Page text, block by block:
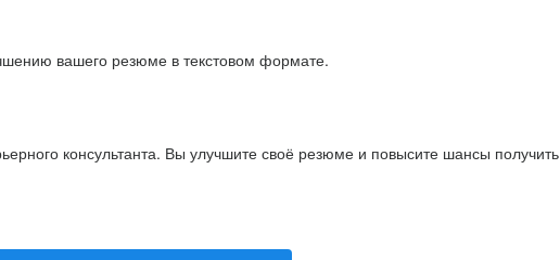
вашего резюме в текстовом формате.
консультанта. Вы улучшите своё резюме и повысите шансы получить